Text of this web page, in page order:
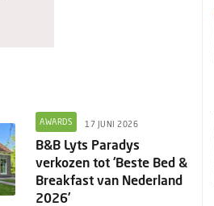
AWARDS 17 JUNI 2026
B&B Lyts Paradys
verkozen tot ‘Beste Bed &
Breakfast van Nederland
2026’